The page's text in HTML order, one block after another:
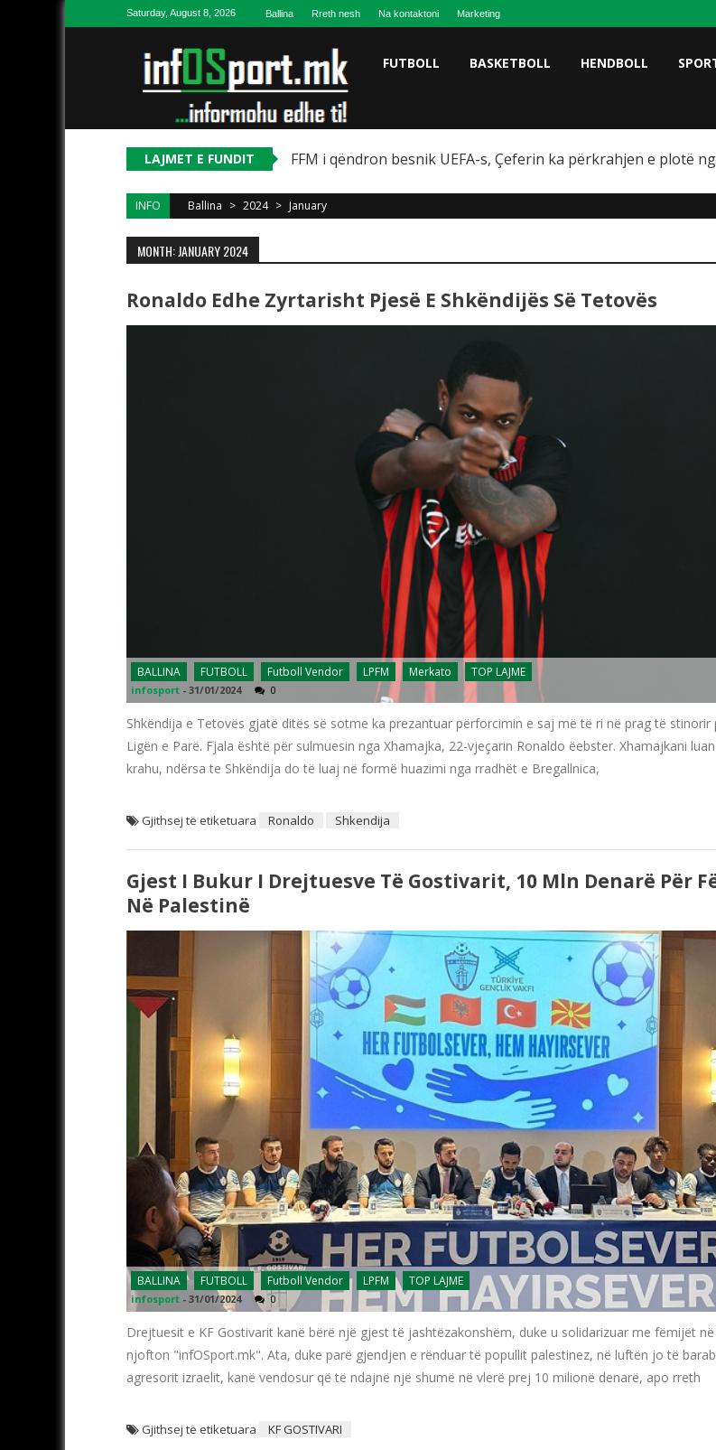
Skip to contentSaturday, August 8, 2026 Ballina Rreth nesh Na kontaktoni Marketing
FUTBOLL BASKETBOLL HENDBOLL
LAJMET E FUNDIT FFM i qëndron besnik UEFA-s, Çeferin ka përkrahjen e plotë
INFO Ballina > 2024 > January
MONTH: JANUARY 2024
Ronaldo Edhe Zyrtarisht Pjesë E Shkëndijës Së Tetovës
BALLINA FUTBOLL Futboll Vendor LPFM Merkato TOP LAJME
infosport - 31/01/2024 0
Shkëndija e Tetovës gjatë ditës së sotme ka prezantuar përforcimin e saj më të ri në prag të stinorir
Ligën e Parë. Fjala është për sulmuesin nga Xhamajka, 22-vjeçarin Ronaldo ëebster. Xhamajkani
krahu, ndërsa te Shkëndija do të luaj në formë huazimi nga rradhët e Bregallnica,
Gjithsej të etiketuara Ronaldo Shkendija
Gjest I Bukur I Drejtuesve Të Gostivarit, 10 Mln Denarë Për
Në Palestinë
BALLINA FUTBOLL Futboll Vendor LPFM TOP LAJME
infosport - 31/01/2024 0
Drejtuesit e KF Gostivarit kanë bërë një gjest të jashtëzakonshëm, duke u solidarizuar me fëmijët
njofton "infOSport.mk". Ata, duke parë gjendjen e rënduar të popullit palestinez, në luftën jo të
agresorit izraelit, kanë vendosur që të ndajnë një shumë në vlerë prej 10 milionë denarë, apo rreth
Gjithsej të etiketuara KF GOSTIVARI